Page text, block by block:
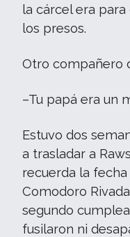
la cárcel era
los presos.
Otro compañero
–Tu papá era un
Estuvo dos
a trasladar a
recuerda la
Comodoro
segundo
fusilaron ni